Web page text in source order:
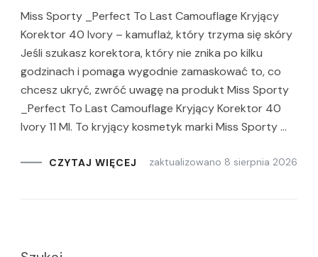
Miss Sporty _Perfect To Last Camouflage Kryjący
Korektor 40 Ivory – kamuflaż, który trzyma się skóry
Jeśli szukasz korektora, który nie znika po kilku
godzinach i pomaga wygodnie zamaskować to, co
chcesz ukryć, zwróć uwagę na produkt Miss Sporty
_Perfect To Last Camouflage Kryjący Korektor 40
Ivory 11 Ml. To kryjący kosmetyk marki Miss Sporty …
CZYTAJ WIĘCEJ zaktualizowano 8 sierpnia 2026